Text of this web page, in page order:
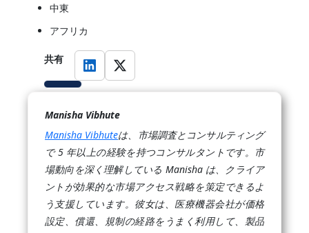
中東
アフリカ
共有
Manisha Vibhute
Manisha Vibhuteは、市場調査とコンサルティング
で 5 年以上の経験を持つコンサルタントです。市
場動向を深く理解している Manisha は、クライア
ントが効果的な市場アクセス戦略を策定できるよ
う支援しています。彼女は、医療機器会社が価格
設定、償還、規制の経路をうまく利用して、製品